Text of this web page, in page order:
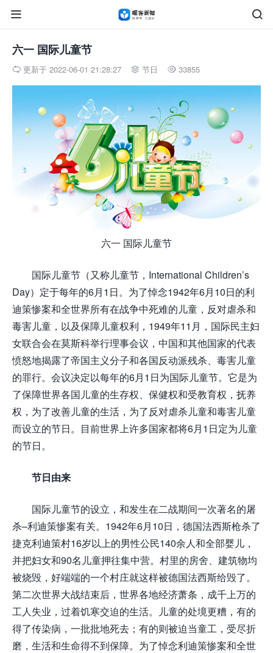


六一 国际儿童节
 更新于 2022-06-01 21:28:27  节日  33855
六一 国际儿童节
国际儿童节（又称儿童节，International Children’s
Day）定于每年的6月1日。为了悼念1942年6月10日的利
迪策惨案和全世界所有在战争中死难的儿童，反对虐杀和
毒害儿童，以及保障儿童权利，1949年11月，国际民主妇
女联合会在莫斯科举行理事会议，中国和其他国家的代表
愤怒地揭露了帝国主义分子和各国反动派残杀、毒害儿童
的罪行。会议决定以每年的6月1日为国际儿童节。它是为
了保障世界各国儿童的生存权、保健权和受教育权，抚养
权，为了改善儿童的生活，为了反对虐杀儿童和毒害儿童
而设立的节日。目前世界上许多国家都将6月1日定为儿童
的节日。
节日由来
国际儿童节的设立，和发生在二战期间一次著名的屠
杀–利迪策惨案有关。1942年6月10日，德国法西斯枪杀了
捷克利迪策村16岁以上的男性公民140余人和全部婴儿，
并把妇女和90名儿童押往集中营。村里的房舍、建筑物均
被烧毁，好端端的一个村庄就这样被德国法西斯给毁了。
第二次世界大战结束后，世界各地经济萧条，成千上万的
工人失业，过着饥寒交迫的生活。儿童的处境更糟，有的
得了传染病，一批批地死去；有的则被迫当童工，受尽折
磨，生活和生命得不到保障。为了悼念利迪策惨案和全世